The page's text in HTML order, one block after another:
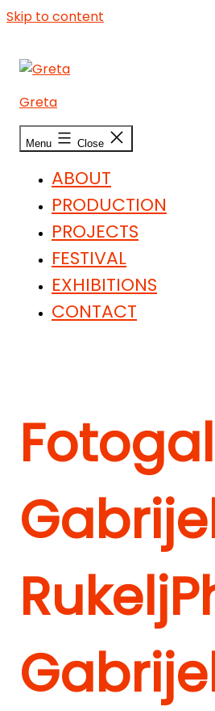
Skip to content
Greta
Menu Close
ABOUT
PRODUCTION
PROJECTS
FESTIVAL
EXHIBITIONS
CONTACT
Rukelj